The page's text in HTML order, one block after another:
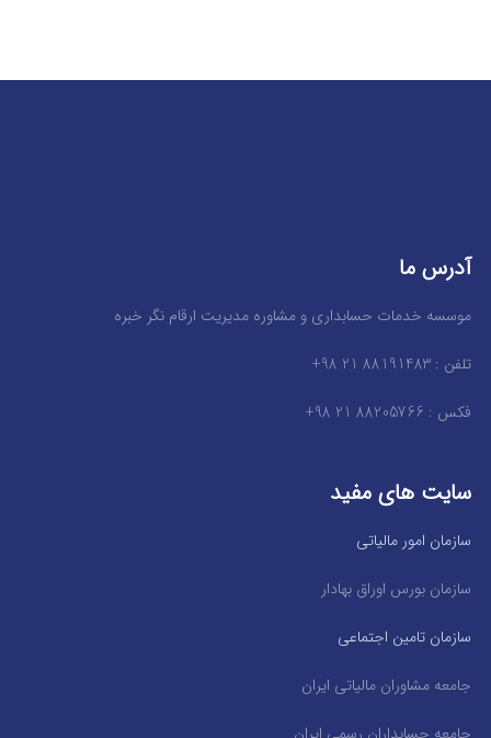
آدرس ما
موسسه خدمات حسابداری و مشاوره مدیریت ارقام نگر خبره
تلفن : 88191483 21 98+
فکس : 88205766 21 98+
سایت های مفید
سازمان امور مالیاتی
سازمان بورس اوراق بهادار
سازمان تامین اجتماعی
جامعه مشاوران مالیاتی ایران